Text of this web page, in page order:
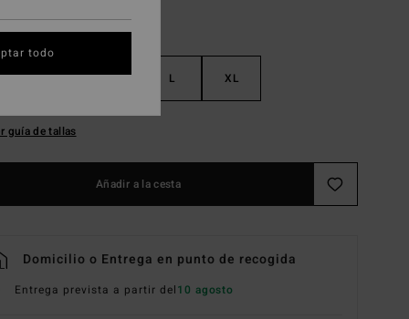
S M L XL
guía de tallas
Añadir a la cesta
Domicilio o Entrega en punto de recogida
Entrega prevista a partir del10 agosto
todo